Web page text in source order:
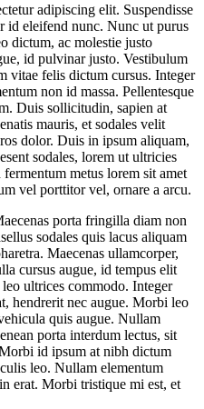
adipiscing elit. Suspendisse
id eleifend nunc. Nunc ut purus
dictum, ac molestie justo
id pulvinar justo. Vestibulum
vitae felis dictum cursus. Integer
non id massa. Pellentesque
Duis sollicitudin, sapien at
mauris, et sodales velit
dolor. Duis in ipsum aliquam,
sodales, lorem ut ultricies
metus lorem sit amet
vel porttitor vel, ornare a arcu.
porta fringilla diam non
sodales quis lacus aliquam
Maecenas ullamcorper,
cursus augue, id tempus elit
ultrices commodo. Integer
hendrerit nec augue. Morbi leo
quis augue. Nullam
porta interdum lectus, sit
id ipsum at nibh dictum
leo. Nullam elementum
erat. Morbi tristique mi est, et